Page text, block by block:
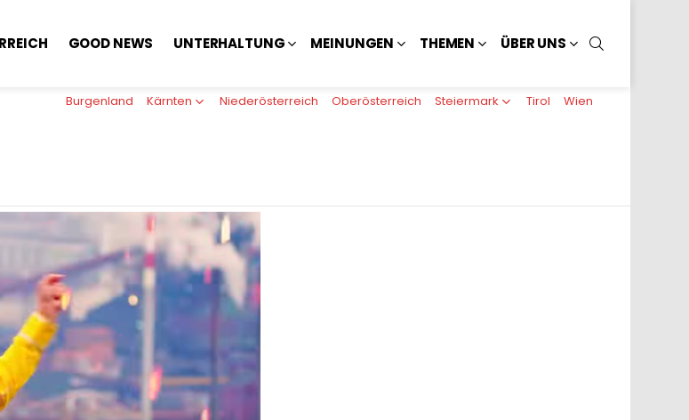
GOOD NEWS UNTERHALTUNG MEINUNGEN THEMEN ÜBER UNS
Burgenland Kärnten Niederösterreich Oberösterreich Steiermark Tirol Wien